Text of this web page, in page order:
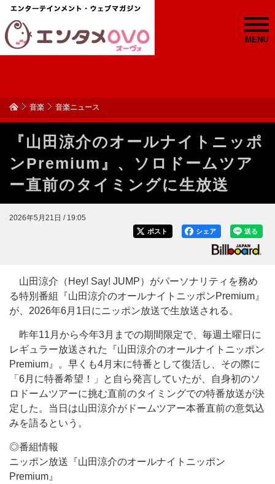
MENU
音楽 音楽ニュース
『山田涼介のオールナイトニッポ
ンPremium』、ソロドームツア
ー直前のタイミングに生放送
2026年5月21日 / 19:05
送る
シェア
ポスト
山田涼介（Hey! Say! JUMP）がパーソナリティを務め
る特別番組『山田涼介のオールナイトニッポンPremium』
が、2026年6月1日にニッポン放送で生放送される。
昨年11月から今年3月までの期間限定で、毎週土曜日に
レギュラー放送された『山田涼介のオールナイトニッポン
Premium』。早くも4月末に特番として復活し、その際に
「6月に特番希望！」と自ら発言していたが、自身初のソ
ロドームツアーに挑む直前のタイミングでの特番放送が決
定した。当日は山田涼介がドームツアー本番直前の意気込
みを語るという。
◎番組情報
ニッポン放送『山田涼介のオールナイトニッポン
Premium』